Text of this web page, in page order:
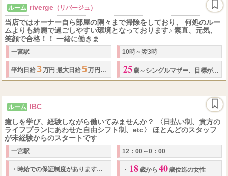
ルーム riverge （リバージュ）
当店ではオーナー自ら部屋の隅々まで掃除をしており、 何処のルー
ムよりも綺麗で過ごしやすい環境となっております♪ 素直、元気、
笑顔で合格！！ 一緒に働きま
一宮駅 10時～翌3時
平均日給3万円 最大 日給5万円以上 ※指名料 ・ オプション料金は全額あなた
25 歳～シングルマザー、目標がある人歓迎
ルーム IBC
癒しを学び、経験しながら働いてみませんか？ 〈日払い制、貴方の
ライフプランにあわせた自由シフト制、etc〉 ほとんどのスタッフ
が未経験からのスタートです
一宮駅 12：00～0：00
・ 時給での保証制度があります。（時給 1,000円～）・待機保証もありま
・ 18 歳から 40 歳位迄の女性